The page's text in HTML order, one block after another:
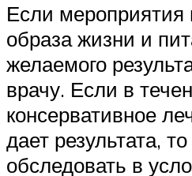
Если
образа жизни и
желаемого
врачу. Если в
консервативное
дает результата,
обследовать в